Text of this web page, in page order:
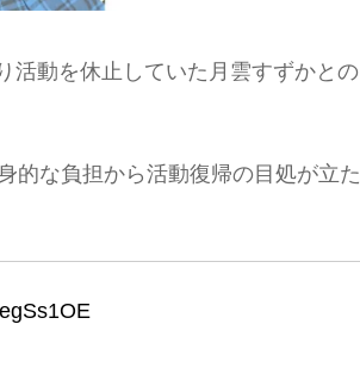
活動を休止していた月雲すずかとの
的な負担から活動復帰の目処が立た